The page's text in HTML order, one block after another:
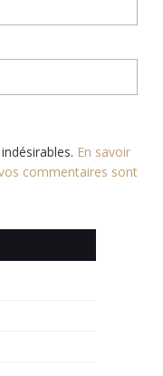
En savoir
commentaires sont